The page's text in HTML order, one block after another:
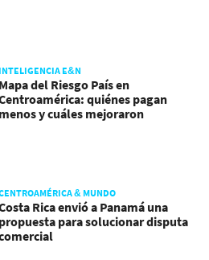
INTELIGENCIA E&N
Mapa del Riesgo País en
quiénes pagan
menos y cuáles mejoraron
& MUNDO
Rica envió a Panamá una
propuesta para solucionar disputa